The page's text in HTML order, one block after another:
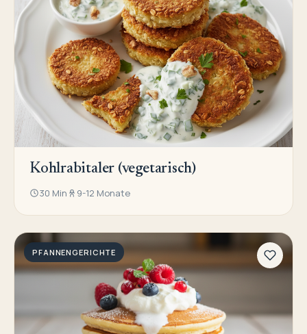
Kohlrabitaler (vegetarisch)
30 Min 9-12 Monate
PFANNENGERICHTE